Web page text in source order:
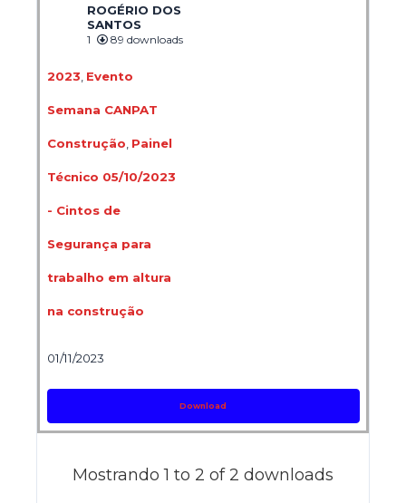
ROGÉRIO DOS
SANTOS
1 89 downloads
2023 Evento
Semana CANPAT
Construção Painel
Técnico 05/10/2023
- Cintos de
Segurança para
trabalho em altura
na construção
01/11/2023
Download
Mostrando 1 to 2 of 2 downloads